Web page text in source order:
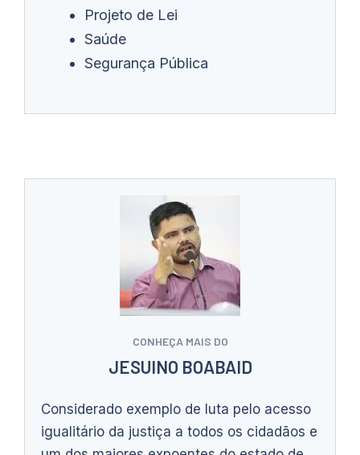
Projeto de Lei
Saúde
Segurança Pública
CONHEÇA MAIS DO
JESUINO BOABAID
Considerado exemplo de luta pelo acesso
igualitário da justiça a todos os cidadãos e